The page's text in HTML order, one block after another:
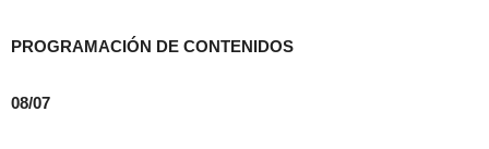
PROGRAMACIÓN DE CONTENIDOS
08/07